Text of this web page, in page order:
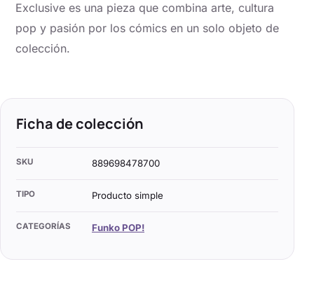
Exclusive es una pieza que combina arte, cultura
pop y pasión por los cómics en un solo objeto de
colección.
Ficha de colección
SKU 889698478700
TIPO Producto simple
CATEGORÍAS Funko POP!